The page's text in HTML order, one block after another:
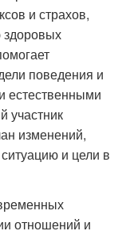
и страхов,
поведения и
естественными
участник
изменений,
и цели в
отношений и